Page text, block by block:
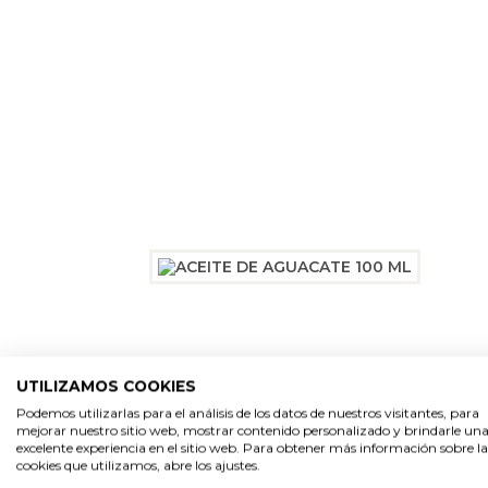
UTILIZAMOS COOKIES
Podemos utilizarlas para el análisis de los datos de nuestros visitantes, para
mejorar nuestro sitio web, mostrar contenido personalizado y brindarle una
excelente experiencia en el sitio web. Para obtener más información sobre
cookies que utilizamos, abre los ajustes.